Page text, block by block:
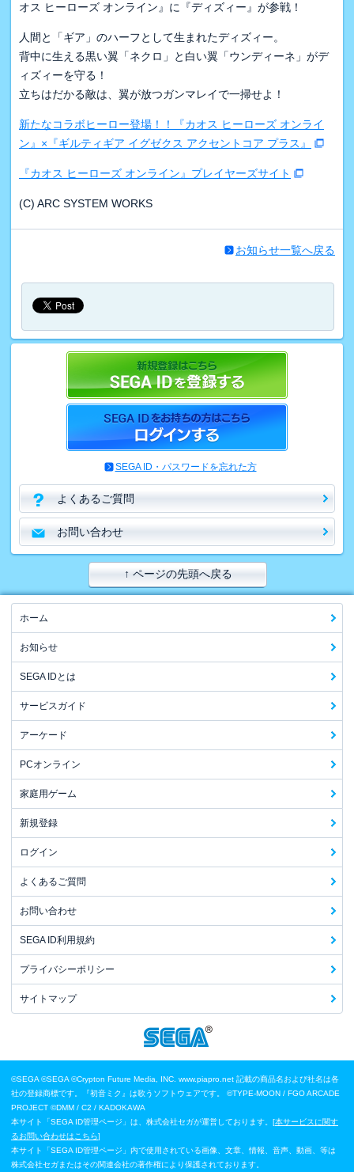
オス ヒーローズ オンライン』に『ディズィー』が参戦！
人間と「ギア」のハーフとして生まれたディズィー。
背中に生える黒い翼「ネクロ」と白い翼「ウンディーネ」がデ
ィズィーを守る！
立ちはだかる敵は、翼が放つガンマレイで一掃せよ！
新たなコラボヒーロー登場！！『カオス ヒーローズ オンライ
ン』×『ギルティギア イグゼクス アクセントコア プラス』
『カオス ヒーローズ オンライン』プレイヤーズサイト
(C) ARC SYSTEM WORKS
お知らせ一覧へ戻る
SEGA ID・パスワードを忘れた方
よくあるご質問
お問い合わせ
↑ ページの先頭へ戻る
ホーム
お知らせ
SEGA IDとは
サービスガイド
アーケード
PCオンライン
家庭用ゲーム
新規登録
ログイン
よくあるご質問
お問い合わせ
SEGA ID利用規約
プライバシーポリシー
サイトマップ
©SEGA ©SEGA ©Crypton Future Media, INC. www.piapro.net 記載の商品名および社名は各
社の登録商標です。『初音ミク』は歌うソフトウェアです。
©TYPE-MOON / FGO ARCADE
PROJECT ©DMM / C2 / KADOKAWA
本サイト「SEGA ID管理ページ」は、株式会社セガが運営しております。[本サービスに関す
るお問い合わせはこちら]
本サイト「SEGA ID管理ページ」内で使用されている画像、文章、情報、音声、動画、等は
株式会社セガまたはその関連会社の著作権により保護されております。